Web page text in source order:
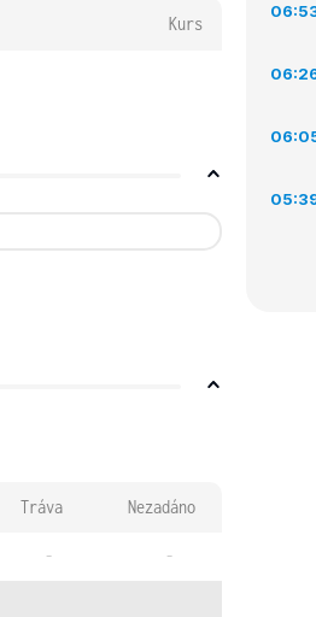
Kurs
Tráva Nezadáno
- -